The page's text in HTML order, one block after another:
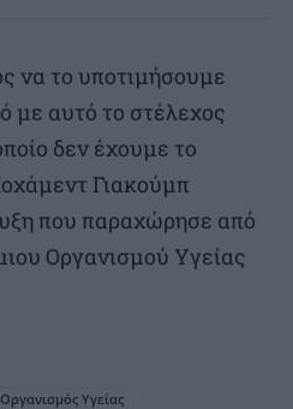
να το υποτιμήσουμε
με αυτό το στέλεχος
δεν έχουμε το
Γιακούμπ
που παραχώρησε από
Οργανισμού Υγείας
Υγείας